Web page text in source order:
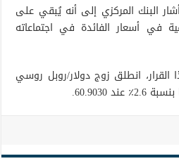
البنك المركزي إلى أنه يُبقي على
في أسعار الفائدة في اجتماعاته
انطلق زوج دولار/روبل روسي
60.9030.